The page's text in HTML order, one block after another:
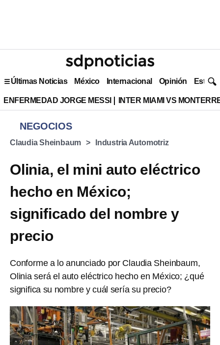
Últimas Noticias México Internacional Opinión Estilo
ENFERMEDAD JORGE MESSI INTER MIAMI VS
NEGOCIOS
Claudia Sheinbaum Industria Automotriz
Olinia, el mini auto eléctrico
hecho en México;
significado del nombre y
precio
Conforme a lo anunciado por Claudia Sheinbaum,
Olinia será el auto eléctrico hecho en México; ¿qué
significa su nombre y cuál sería su precio?